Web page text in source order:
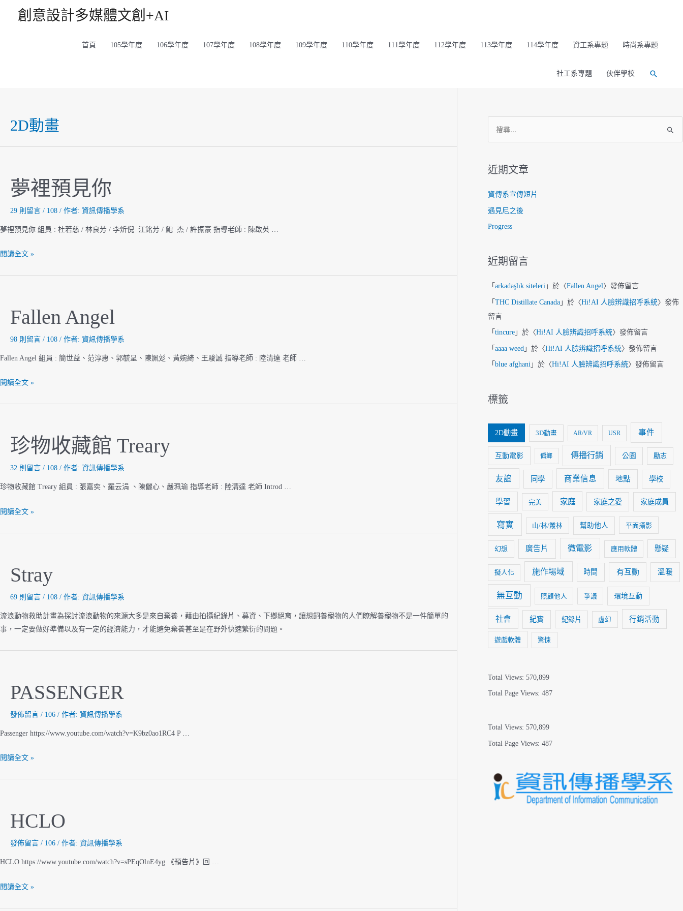
創意設計多媒體文創+AI
首頁 105學年度 106學年度 107學年度 108學年度 109學年度 110學年度 111學年度 112學年度 113學年度 114學年度 資工系專題 時尚系專題
社工系專題 伙伴學校
搜
2D動畫
夢裡預見你
29 則留言 / 108 / 作者: 資訊傳播學系
夢裡預見你 組員 : 杜若慈 / 林良芳 / 李炘倪 江銘芳 / 鮑 杰 / 許振豪 指導老師 : 陳啟英 …
夢
閱讀全文 »
Fallen Angel
98 則留言 / 108 / 作者: 資訊傳播學系
Fallen Angel 組員 : 簡世益、范淳惠、郭毓呈、陳姵彣、黃婉綺、王駿誠 指導老師 : 陸清達 老師 …
Fallen
閱讀全文 »
珍物收藏館 Treary
32 則留言 / 108 / 作者: 資訊傳播學系
珍物收藏館 Treary 組員 : 張嘉奕、羅云涓 、陳儷心、嚴珮瑜 指導老師 : 陸清達 老師 Introd …
珍
Treary
閱讀全文 »
Stray
69 則留言 / 108 / 作者: 資訊傳播學系
流浪動物救助計畫為探討流浪動物的來源大多是來自棄養，藉由拍攝紀錄片、募資、下鄉絕育，讓想飼養寵物的人們瞭解養寵物不是一件簡單的
事，一定要做好準備以及有一定的經濟能力，才能避免棄養甚至是在野外快速繁衍的問題。
PASSENGER
發佈留言 / 106 / 作者: 資訊傳播學系
Passenger https://www.youtube.com/watch?v=K9bz0ao1RC4 P …
PASSENGER
閱讀全文 »
HCLO
發佈留言 / 106 / 作者: 資訊傳播學系
HCLO https://www.youtube.com/watch?v=sPEqOlnE4yg 《預告片》回 …
HCLO
閱讀全文 »
鍵
:
近期文章
資傳系宣傳短片
遇見尼之後
Progress
近期留言
「arkadaşlık siteleri 」於〈Fallen Angel〉發佈留言
「THC Distillate Canada 」於〈Hi!AI 人臉辨識招呼系統〉發佈
留言
「tincure 」於〈Hi!AI 人臉辨識招呼系統〉發佈留言
「aaaa weed 」於〈Hi!AI 人臉辨識招呼系統〉發佈留言
「blue afghani 」於〈Hi!AI 人臉辨識招呼系統〉發佈留言
標籤
2D動畫 3D動畫 AR/VR USR 事件
互動電影 偏鄉 傳播行銷 公園 勵志
友誼 同學 商業信息 地點 學校
學習 完美 家庭 家庭之愛 家庭成員
寫實 山/林/叢林 幫助他人 平面攝影
幻想 廣告片 微電影 應用軟體 懸疑
擬人化 施作場域 時間 有互動 溫暖
無互動 照顧他人 爭議 環境互動
社會 紀實 紀錄片 虛幻 行銷活動
遊戲軟體 驚悚
Total Views:570,899
Total Page Views:487
Total Views:570,899
Total Page Views:487